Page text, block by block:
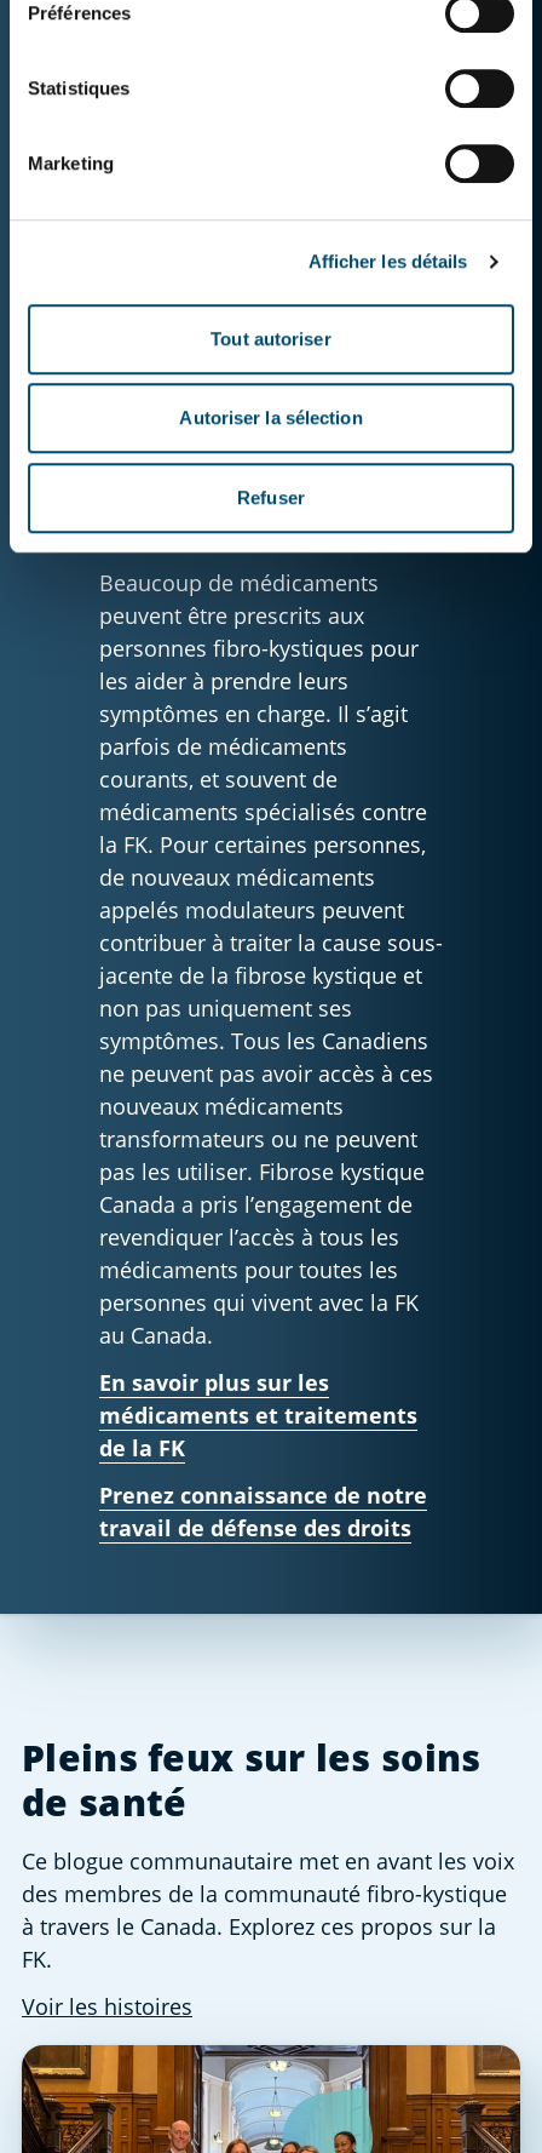
Préférences
Statistiques
Marketing
Afficher les détails
Tout autoriser
Autoriser la sélection
Refuser
La FK et les
médicaments au
Canada
Beaucoup de médicaments
peuvent être prescrits aux
personnes fibro-kystiques pour
les aider à prendre leurs
symptômes en charge. Il s’agit
parfois de médicaments
courants, et souvent de
médicaments spécialisés contre
la FK. Pour certaines personnes,
de nouveaux médicaments
appelés modulateurs peuvent
contribuer à traiter la cause sous-
jacente de la fibrose kystique et
non pas uniquement ses
symptômes. Tous les Canadiens
ne peuvent pas avoir accès à ces
nouveaux médicaments
transformateurs ou ne peuvent
pas les utiliser. Fibrose kystique
Canada a pris l’engagement de
revendiquer l’accès à tous les
médicaments pour toutes les
personnes qui vivent avec la FK
au Canada.
En savoir plus sur les
médicaments et traitements
de la FK
Prenez connaissance de notre
travail de défense des droits
Pleins feux sur les soins
de santé
Ce blogue communautaire met en avant les voix
des membres de la communauté fibro-kystique
à travers le Canada. Explorez ces propos sur la
FK.
Voir les histoires